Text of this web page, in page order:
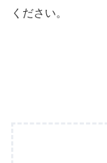
ください。